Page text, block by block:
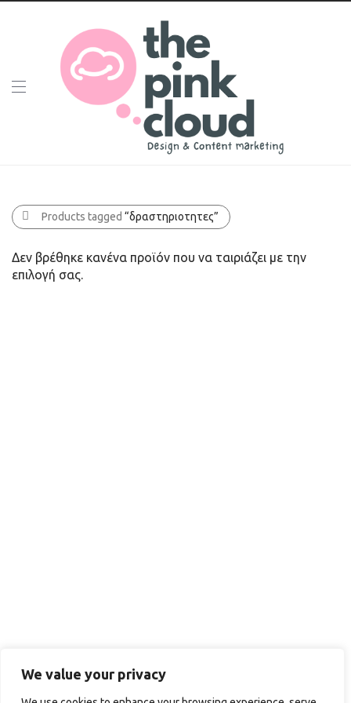
We value your privacy
Products tagged “δραστηριοτητες”
Δεν βρέθηκε κανένα προϊόν που να ταιριάζει με την
επιλογή σας.